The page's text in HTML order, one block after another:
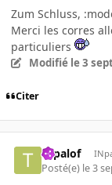
Zum Schluss,
Merci les corres
particuliers
Modifié le 3
Citer
topalof
Posté(e) le 3